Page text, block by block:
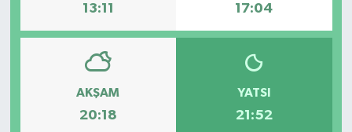
13:11 17:04
AKŞAM
20:18
YATSI
21:52